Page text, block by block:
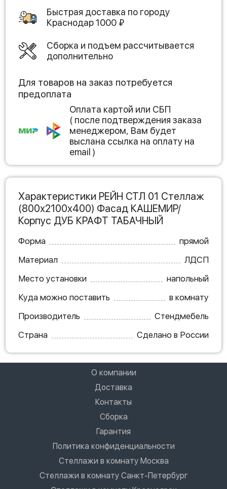
Быстрая доставка по городу
Краснодар1000 ₽
Сборка и подъем рассчитывается
дополнительно
Для товаров на заказ потребуется
предоплата
Оплата картой или СБП
( после подтверждения заказа
менеджером, Вам будет
выслана ссылка на оплату на
email )
Характеристики РЕЙН СТЛ 01 Стеллаж
(800х2100х400) Фасад КАШЕМИР/
Корпус ДУБ КРАФТ ТАБАЧНЫЙ
Форма
прямой
Материал
ЛДСП
Место установки
напольный
Куда можно поставить
в комнату
Производитель
Стендмебель
Страна
Сделано в России
О компании
Доставка
Контакты
Сборка
Гарантия
Политика конфиденциальности
Стеллажи в комнату Москва
Стеллажи в комнату Санкт-Петербург